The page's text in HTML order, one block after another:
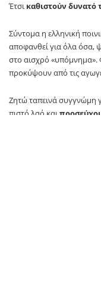
Έτσικαθιστούν δυνατό
Σύντομα η ελληνική
αποφανθεί για όλα όσα,
στο αισχρό «υπόμνημα».
προκύψουν από τις
Ζητώ ταπεινά συγγνώμη
πιστό λαό και